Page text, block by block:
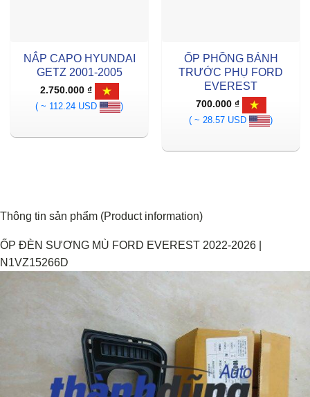
NẮP CAPO HYUNDAI
GETZ 2001-2005
2.750.000 ₫
( ~ 112.24 USD
)
ỐP PHỒNG BÁNH
TRƯỚC PHỤ FORD
EVEREST
700.000 ₫
( ~ 28.57 USD
)
Thông tin sản phẩm (Product information)
ỐP ĐÈN SƯƠNG MÙ FORD EVEREST 2022-2026 |
N1VZ15266D